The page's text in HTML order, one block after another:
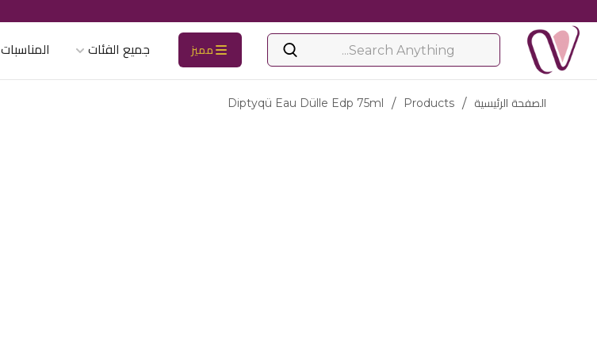
مميز جميع الفئات المناسبات
الصفحة الرئيسية /
Products
/
Diptyqü Eau Dülle Edp 75ml